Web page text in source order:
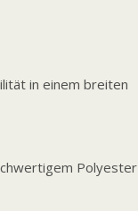
in einem breiten
Polyester